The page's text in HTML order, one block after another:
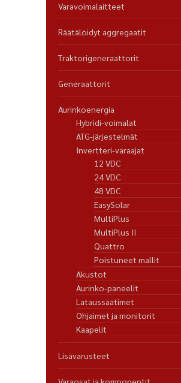
Varavoimalaitteet
Räätälöidyt aggregaatit
Traktorigeneraattorit
Generaattorit
Aurinkoenergia
Hybridi-voimalat
ATG-järjestelmät
Invertteri-varaajat
12 VDC
24 VDC
48 VDC
EasySolar
MultiPlus
MultiPlus II
Quattro
Poistuneet mallit
Akustot
Aurinko-paneelit
Lataussäätimet
Ohjaimet ja monitorit
Kaapelit
Lisävarusteet